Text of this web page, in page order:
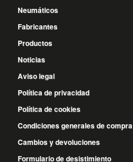
Neumáticos
Fabricantes
Productos
Noticias
Aviso legal
Política de privacidad
Política de cookies
Condiciones generales de compra
Cambios y devoluciones
Formulario de desistimiento